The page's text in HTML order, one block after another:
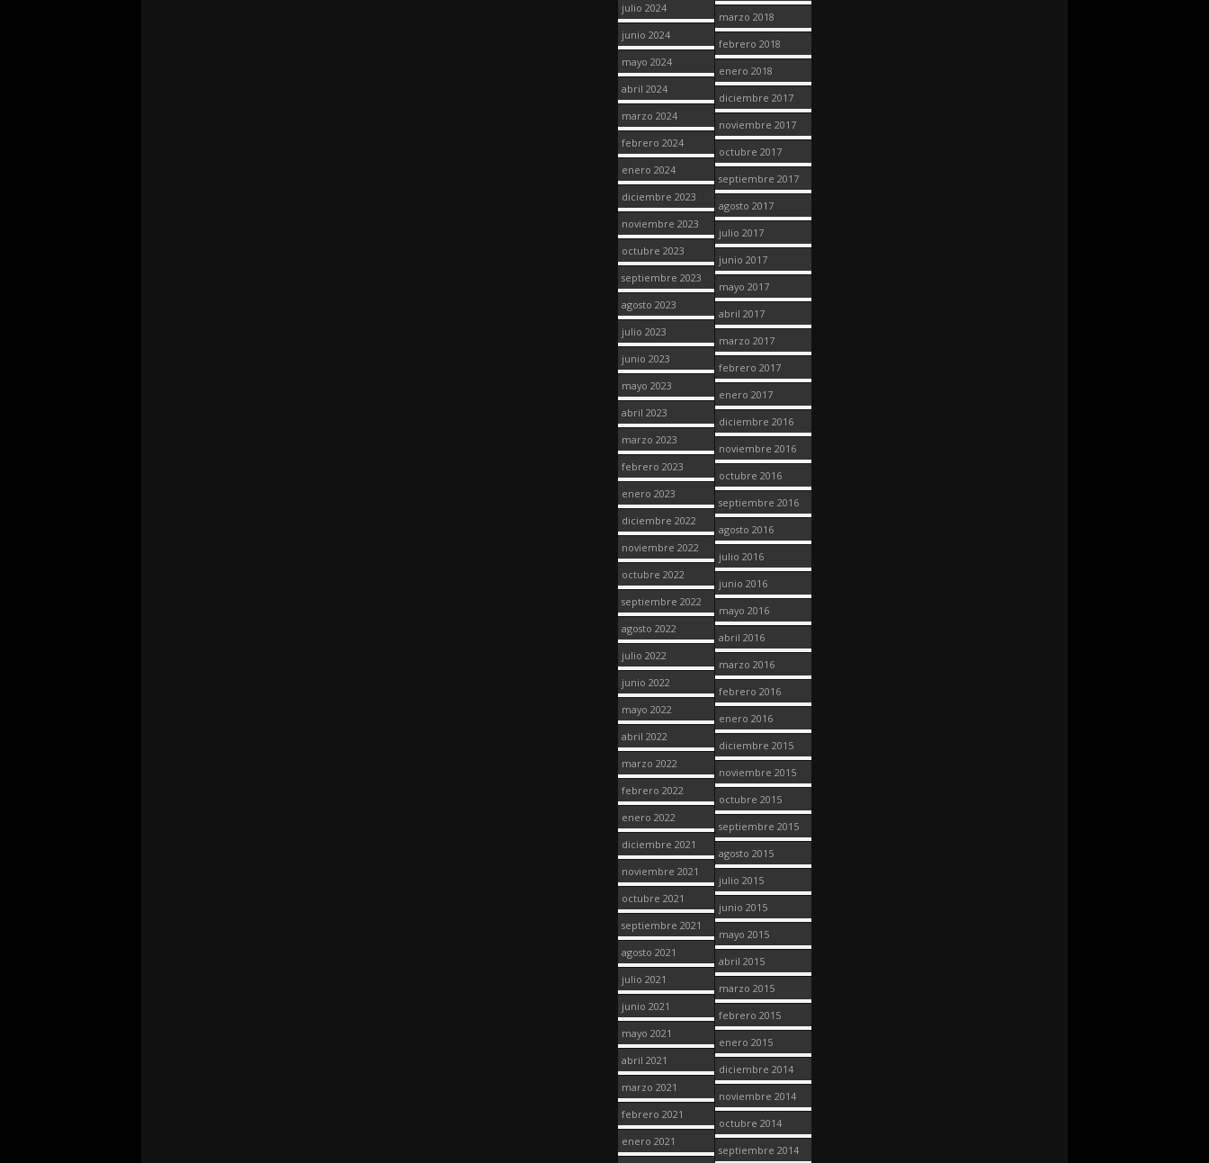
julio 2024
junio 2024
mayo 2024
abril 2024
marzo 2024
febrero 2024
enero 2024
diciembre 2023
noviembre 2023
octubre 2023
septiembre 2023
agosto 2023
julio 2023
junio 2023
mayo 2023
abril 2023
marzo 2023
febrero 2023
enero 2023
diciembre 2022
noviembre 2022
octubre 2022
septiembre 2022
agosto 2022
julio 2022
junio 2022
mayo 2022
abril 2022
marzo 2022
febrero 2022
enero 2022
diciembre 2021
noviembre 2021
octubre 2021
septiembre 2021
agosto 2021
julio 2021
junio 2021
mayo 2021
abril 2021
marzo 2021
febrero 2021
enero 2021
marzo 2018
febrero 2018
enero 2018
diciembre 2017
noviembre 2017
octubre 2017
septiembre 2017
agosto 2017
julio 2017
junio 2017
mayo 2017
abril 2017
marzo 2017
febrero 2017
enero 2017
diciembre 2016
noviembre 2016
octubre 2016
septiembre 2016
agosto 2016
julio 2016
junio 2016
mayo 2016
abril 2016
marzo 2016
febrero 2016
enero 2016
diciembre 2015
noviembre 2015
octubre 2015
septiembre 2015
agosto 2015
julio 2015
junio 2015
mayo 2015
abril 2015
marzo 2015
febrero 2015
enero 2015
diciembre 2014
noviembre 2014
octubre 2014
septiembre 2014